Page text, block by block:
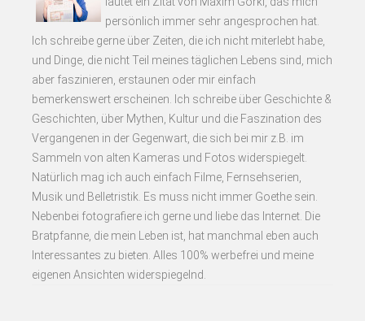
persönlich immer sehr angesprochen hat.
Ich schreibe gerne über Zeiten, die ich nicht miterlebt habe,
und Dinge, die nicht Teil meines täglichen Lebens sind, mich
aber faszinieren, erstaunen oder mir einfach
bemerkenswert erscheinen. Ich schreibe über Geschichte &
Geschichten, über Mythen, Kultur und die Faszination des
Vergangenen in der Gegenwart, die sich bei mir z.B. im
Sammeln von alten Kameras und Fotos widerspiegelt.
Natürlich mag ich auch einfach Filme, Fernsehserien,
Musik und Belletristik. Es muss nicht immer Goethe sein.
Nebenbei fotografiere ich gerne und liebe das Internet. Die
Bratpfanne, die mein Leben ist, hat manchmal eben auch
Interessantes zu bieten. Alles 100% werbefrei und meine
eigenen Ansichten widerspiegelnd.